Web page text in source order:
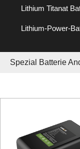
Lithium Titanat
Lithium-Power-
Spezial Batterie